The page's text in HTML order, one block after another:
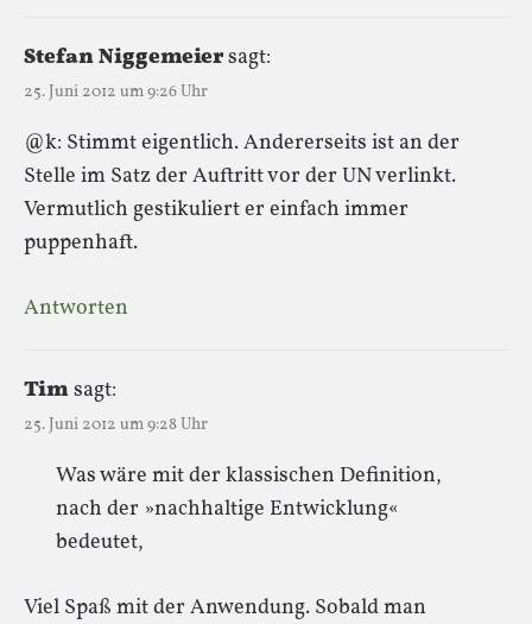
Stefan Niggemeiersagt:
25. Juni 2012 um 9:26 Uhr
@k: Stimmt eigentlich. Andererseits ist an der
Stelle im Satz der Auftritt vor der UN verlinkt.
Vermutlich gestikuliert er einfach immer
puppenhaft.
Antworten
Timsagt:
25. Juni 2012 um 9:28 Uhr
Was wäre mit der klassischen Definition,
nach der »nachhaltige Entwicklung«
bedeutet,
Viel Spaß mit der Anwendung. Sobald man